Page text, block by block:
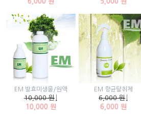
6,000 원
5,000 원
EM 발효미생물/원액
10,000 원
10,000 원
EM 향균탈취제
6,000 원↓
6,000 원